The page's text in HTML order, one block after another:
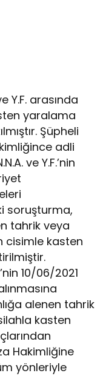
Y.F. arasında
yaralama
Şüpheli
adli
ve Y.F.’nin
soruşturma,
tahrik veya
cisimle kasten
10/06/2021
alenen tahrik
kasten
Hakimliğine
yönleriyle